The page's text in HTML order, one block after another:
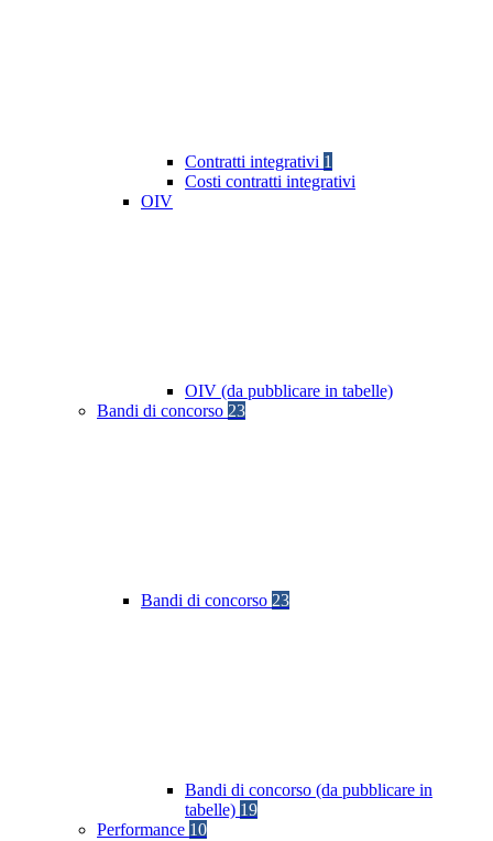
Contratti integrativi 1
Costi contratti integrativi
OIV
OIV (da pubblicare in tabelle)
Bandi di concorso 23
Bandi di concorso 23
Bandi di concorso (da pubblicare in
tabelle) 19
Performance 10